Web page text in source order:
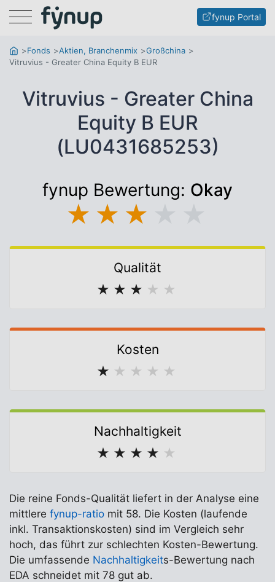
Menu fynup Portal
Fonds Aktien, Branchenmix
Großchina
Vitruvius - Greater China Equity B EUR
Vitruvius - Greater China
Equity B EUR
(LU0431685253)
fynup Bewertung: Okay
★ ★ ★
Qualität
★ ★ ★ ★ ★
Kosten
★ ★ ★ ★ ★
Nachhaltigkeit
★ ★ ★ ★ ★
Die reine Fonds-Qualität liefert in der Analyse eine
mittlere fynup-ratio mit 58. Die Kosten (laufende
inkl. Transaktionskosten) sind im Vergleich sehr
hoch, das führt zur schlechten Kosten-Bewertung.
Die umfassende Nachhaltigkeits-Bewertung nach
EDA schneidet mit 78 gut ab.